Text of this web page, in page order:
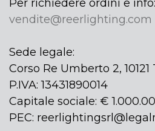
Per richiedere ordini e info:
vendite@reerlighting.com
Sede legale:
Corso Re Umberto 2,
P.IVA: 13431890014
Capitale sociale: €
PEC: